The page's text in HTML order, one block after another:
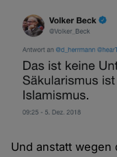
Und anstatt